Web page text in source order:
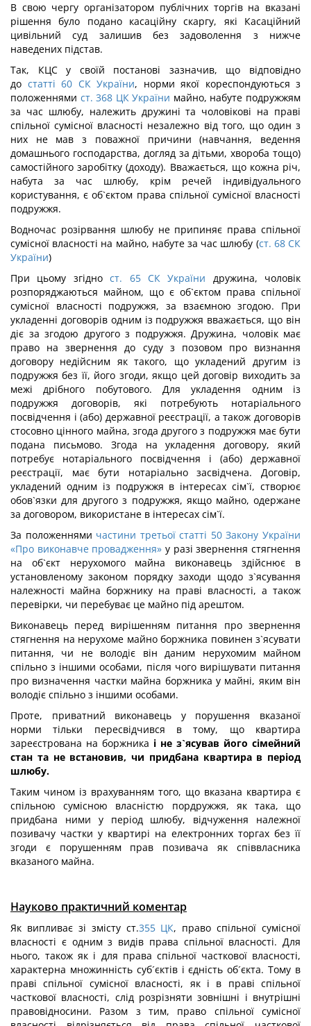
В свою чергу організатором публічних торгів на вказані
рішення було подано касаційну скаргу, які Касаційний
цивільний суд залишив без задоволення з нижче
наведених підстав.
Так, КЦС у своїй постанові зазначив, що відповідно
до статті 60 СК України, норми якої кореспондуються з
положеннями ст. 368 ЦК України майно, набуте подружжям
за час шлюбу, належить дружині та чоловікові на праві
спільної сумісної власності незалежно від того, що один з
них не мав з поважної причини (навчання, ведення
домашнього господарства, догляд за дітьми, хвороба тощо)
самостійного заробітку (доходу). Вважається, що кожна річ,
набута за час шлюбу, крім речей індивідуального
користування, є об`єктом права спільної сумісної власності
подружжя.
Водночас розірвання шлюбу не припиняє права спільної
сумісної власності на майно, набуте за час шлюбу (ст. 68 СК
України)
При цьому згідност. 65 СК України дружина, чоловік
розпоряджаються майном, що є об`єктом права спільної
сумісної власності подружжя, за взаємною згодою. При
укладенні договорів одним із подружжя вважається, що він
діє за згодою другого з подружжя. Дружина, чоловік має
право на звернення до суду з позовом про визнання
договору недійсним як такого, що укладений другим із
подружжя без її, його згоди, якщо цей договір виходить за
межі дрібного побутового. Для укладення одним із
подружжя договорів, які потребують нотаріального
посвідчення і (або) державної реєстрації, а також договорів
стосовно цінного майна, згода другого з подружжя має бути
подана письмово. Згода на укладення договору, який
потребує нотаріального посвідчення і (або) державної
реєстрації, має бути нотаріально засвідчена. Договір,
укладений одним із подружжя в інтересах сім`ї, створює
обов`язки для другого з подружжя, якщо майно, одержане
за договором, використане в інтересах сім`ї.
За положеннями частини третьої статті 50 Закону України
«Про виконавче провадження» у разі звернення стягнення
на об`єкт нерухомого майна виконавець здійснює в
установленому законом порядку заходи щодо з`ясування
належності майна боржнику на праві власності, а також
перевірки, чи перебуває це майно під арештом.
Виконавець перед вирішенням питання про звернення
стягнення на нерухоме майно боржника повинен з`ясувати
питання, чи не володіє він даним нерухомим майном
спільно з іншими особами, після чого вирішувати питання
про визначення частки майна боржника у майні, яким він
володіє спільно з іншими особами.
Проте, приватний виконавець у порушення вказаної
норми тільки пересвідчився в тому, що квартира
зареєстрована на боржника і не з`ясував його сімейний
стан та не встановив, чи придбана квартира в період
шлюбу.
Таким чином із врахуванням того, що вказана квартира є
спільною сумісною власністю пордружжя, як така, що
придбана ними у період шлюбу, відчуження належної
позивачу частки у квартирі на електронних торгах без її
згоди є порушенням прав позивача як співвласника
вказаного майна.
Науково практичний коментар
Як випливає зі змісту ст.355 ЦК, право спільної сумісної
власності є одним з видів права спільної власності. Для
нього, також як і для права спільної часткової власності,
характерна множинність суб´єктів і єдність об´єкта. Тому в
праві спільної сумісної власності, як і в праві спільної
часткової власності, слід розрізняти зовнішні і внутрішні
правовідносини. Разом з тим, право спільної сумісної